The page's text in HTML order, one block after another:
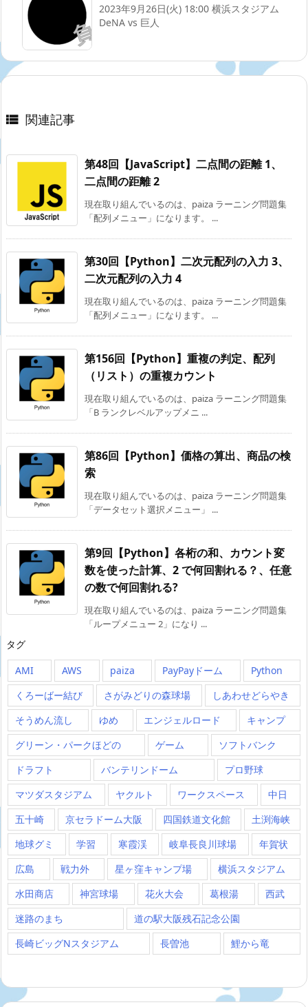
2023年9月26日(火) 18:00 横浜スタジアム
DeNA vs 巨人
 関連記事
第48回【JavaScript】二点間の距離 1、
二点間の距離 2
現在取り組んでいるのは、paiza ラーニング問題集
「配列メニュー」になります。 ...
第30回【Python】二次元配列の入力 3、
二次元配列の入力 4
現在取り組んでいるのは、paiza ラーニング問題集
「配列メニュー」になります。 ...
第156回【Python】重複の判定、配列
（リスト）の重複カウント
現在取り組んでいるのは、paiza ラーニング問題集
「B ランクレベルアップメニ ...
第86回【Python】価格の算出、商品の検
索
現在取り組んでいるのは、paiza ラーニング問題集
「データセット選択メニュー」 ...
第9回【Python】各桁の和、カウント変
数を使った計算、2 で何回割れる？、任意
の数で何回割れる?
現在取り組んでいるのは、paiza ラーニング問題集
「ループメニュー 2」になり ...
タグ
AMI
AWS paiza PayPayドーム
Python
くろーばー結び
さがみどりの森球場
しあわせどらやき
そうめん流し
ゆめ エンジェルロード
キャンプ
グリーン・パークほどの
ゲーム
ソフトバンク
ドラフト
バンテリンドーム
プロ野球
マツダスタジアム
ヤクルト ワークスペース
中日
五十崎
京セラドーム大阪 四国鉄道文化館
土渕海峡
地球グミ
学習 寒霞渓 岐阜長良川球場
年賀状
広島
戦力外 星ヶ窪キャンプ場
横浜スタジアム
水田商店
神宮球場 花火大会 葛根湯
西武
迷路のまち
道の駅大阪残石記念公園
長崎ビッグNスタジアム
長曽池 鯉から竜